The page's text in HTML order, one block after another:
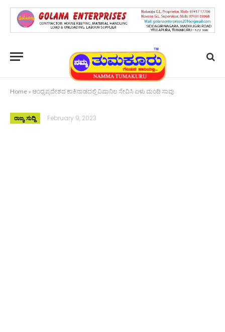
Home » ಆಂಧ್ರಪ್ರದೇಶದ ಕಾಕಿನಾಡದಲ್ಲಿ ವಿಷಾನಿಲ ಸೇವಿಸಿ ಏಳು ಮಂದಿ ಸಾವು
ರಾಜ್ಯ ಸುದ್ದಿ February 9, 2023